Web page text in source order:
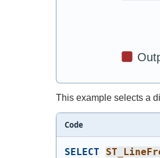
This example selects a
Code
SELECT